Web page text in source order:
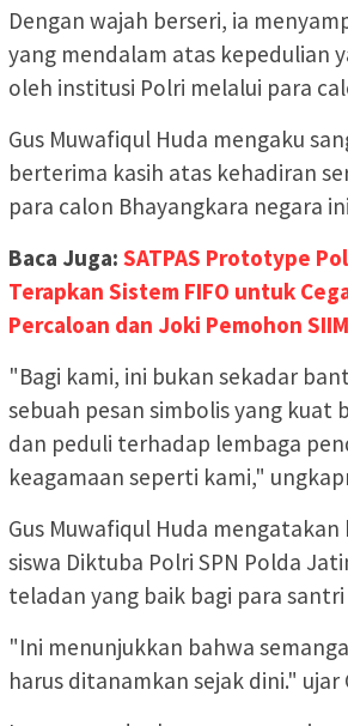
Dengan wajah berseri, ia
yang mendalam atas kepedulian
oleh institusi Polri melalui para
Gus Muwafiqul Huda mengaku
berterima kasih atas kehadiran
para calon Bhayangkara negara
Baca Juga: SATPAS Prototype
Terapkan Sistem FIFO untuk
Percaloan dan Joki Pemohon SIIM
"Bagi kami, ini bukan sekadar
sebuah pesan simbolis yang kuat
dan peduli terhadap lembaga
keagamaan seperti kami,"
Gus Muwafiqul Huda
siswa Diktuba Polri SPN Polda
teladan yang baik bagi para
"Ini menunjukkan bahwa
harus ditanamkan sejak dini." ujar